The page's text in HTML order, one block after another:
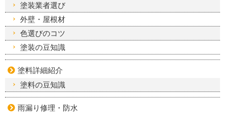
塗装業者選び
外壁・屋根材
色選びのコツ
塗装の豆知識
塗料詳細紹介
塗料の豆知識
雨漏り修理・防水